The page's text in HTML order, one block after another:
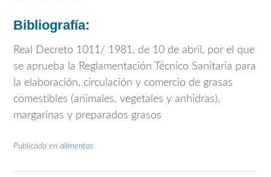
Bibliografía:
Real Decreto 1011/ 1981, de 10 de abril, por el que
se aprueba la Reglamentación Técnico Sanitaria para
la elaboración, circulación y comercio de grasas
comestibles (animales, vegetales y anhidras),
margarinas y preparados grasos
Publicado en alimentos